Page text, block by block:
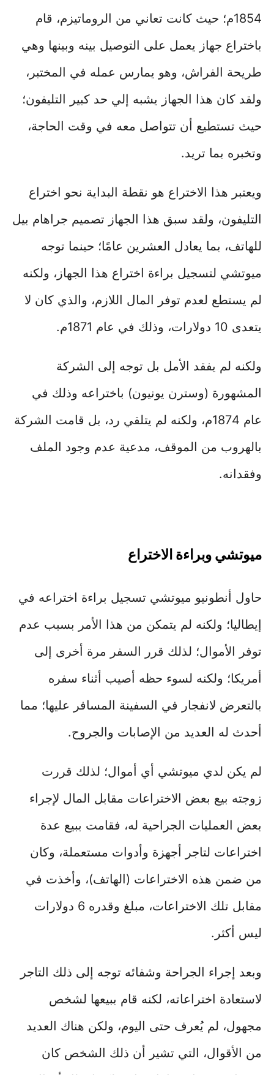
1854م؛ حيث كانت تعاني من الروماتيزم، قام
باختراع جهاز يعمل على التوصيل بينه وبينها وهي
طريحة الفراش، وهو يمارس عمله في المختبر،
ولقد كان هذا الجهاز يشبه إلي حد كبير التليفون؛
حيث تستطيع أن تتواصل معه في وقت الحاجة،
وتخبره بما تريد.
ويعتبر هذا الاختراع هو نقطة البداية نحو اختراع
التليفون، ولقد سبق هذا الجهاز تصميم جراهام بيل
للهاتف، بما يعادل العشرين عامًا؛ حينما توجه
ميوتشي لتسجيل براءة اختراع هذا الجهاز، ولكنه
لم يستطع لعدم توفر المال اللازم، والذي كان لا
يتعدى 10 دولارات، وذلك في عام 1871م.
ولكنه لم يفقد الأمل بل توجه إلى الشركة
المشهورة (وسترن يونيون) باختراعه وذلك في
عام 1874م، ولكنه لم يتلقي رد، بل قامت الشركة
بالهروب من الموقف، مدعية عدم وجود الملف
وفقدانه.
ميوتشي وبراءة الاختراع
حاول أنطونيو ميوتشي تسجيل براءة اختراعه في
إيطاليا؛ ولكنه لم يتمكن من هذا الأمر بسبب عدم
توفر الأموال؛ لذلك قرر السفر مرة أخرى إلى
أمريكا؛ ولكنه لسوء حظه أصيب أثناء سفره
بالتعرض لانفجار في السفينة المسافر عليها؛ مما
أحدث له العديد من الإصابات والجروح.
لم يكن لدي ميوتشي أي أموال؛ لذلك قررت
زوجته بيع بعض الاختراعات مقابل المال لإجراء
بعض العمليات الجراحية له، فقامت ببيع عدة
اختراعات لتاجر أجهزة وأدوات مستعملة، وكان
من ضمن هذه الاختراعات (الهاتف)، وأخذت في
مقابل تلك الاختراعات، مبلغ وقدره 6 دولارات
ليس أكثر.
وبعد إجراء الجراحة وشفائه توجه إلى ذلك التاجر
لاستعادة اختراعاته، لكنه قام ببيعها لشخص
مجهول، لم يُعرف حتى اليوم، ولكن هناك العديد
من الأقوال، التي تشير أن ذلك الشخص كان